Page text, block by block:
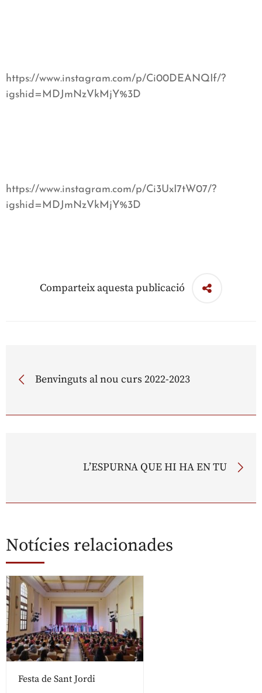
https://www.instagram.com/p/Ci00DEANQIf/?
igshid=MDJmNzVkMjY%3D
https://www.instagram.com/p/Ci3UxI7tW07/?
igshid=MDJmNzVkMjY%3D
Comparteix aquesta publicació
Benvinguts al nou curs 2022-2023
L’ESPURNA QUE HI HA EN TU
Notícies relacionades
Festa de Sant Jordi